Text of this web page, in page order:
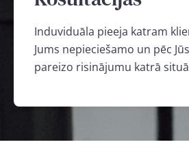
Induviduāla pieeja katram
Jums nepieciešamo un pēc
pareizo risinājumu katrā